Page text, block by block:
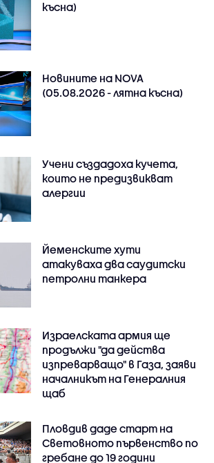
късна)
Новините на NOVA
(05.08.2026 - лятна късна)
Учени създадоха кучета,
които не предизвикват
алергии
Йеменските хути
атакуваха два саудитски
петролни танкера
Израелската армия ще
продължи "да действа
изпреварващо" в Газа, заяви
началникът на Генералния
щаб
Пловдив даде старт на
Световното първенство по
гребане до 19 години